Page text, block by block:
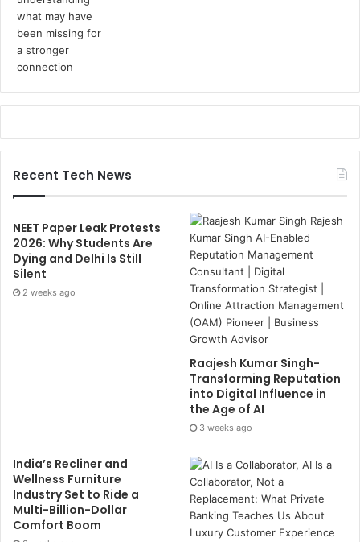
Recent Tech News
NEET Paper Leak Protests
2026: Why Students Are
Dying and Delhi Is Still
Silent
2 weeks ago
Raajesh Kumar Singh-
Transforming Reputation
into Digital Influence in
the Age of AI
3 weeks ago
India’s Recliner and
Wellness Furniture
Industry Set to Ride a
Multi-Billion-Dollar
Comfort Boom